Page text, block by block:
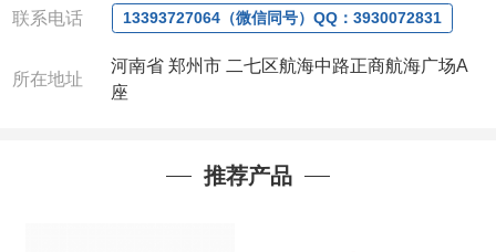
联系电话 13393727064（微信同号）QQ：3930072831
所在地址
河南省 郑州市 二七区航海中路正商航海广场A
座
推荐产品